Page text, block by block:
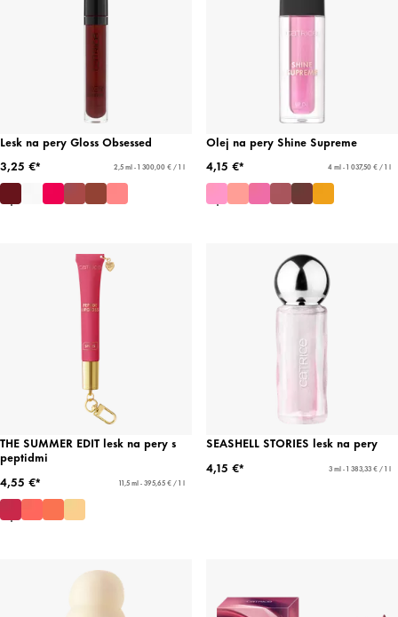
Lesk na pery Gloss Obsessed
3,25 €*
2,5 ml - 1 300,00 € / 1 l
Olej na pery Shine Supreme
4,15 €*
4 ml - 1 037,50 € / 1 l
THE SUMMER EDIT lesk na pery s
peptidmi
4,55 €*
11,5 ml - 395,65 € / 1 l
SEASHELL STORIES lesk na pery
4,15 €*
3 ml - 1 383,33 € / 1 l